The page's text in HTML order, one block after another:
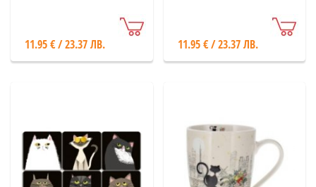
11.95 € / 23.37 ЛВ. 11.95 € / 23.37 ЛВ.